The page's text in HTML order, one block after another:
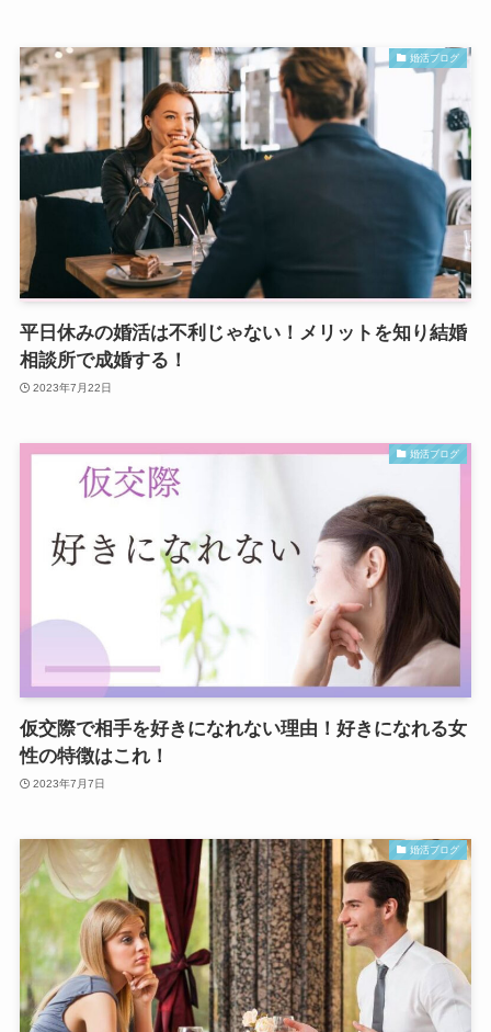
婚活ブログ
平日休みの婚活は不利じゃない！メリットを知り結婚
相談所で成婚する！
2023年7月22日
婚活ブログ
仮交際で相手を好きになれない理由！好きになれる女
性の特徴はこれ！
2023年7月7日
婚活ブログ